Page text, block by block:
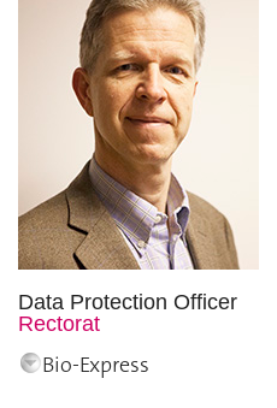
Data Protection Officer
Rectorat
Bio-Express